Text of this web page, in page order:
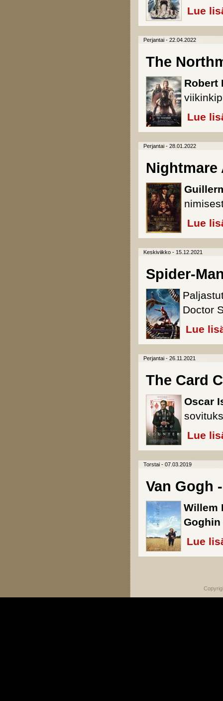
Lue
Perjantai - 22.04.2022
The
Robert
Lue
Perjantai - 28.01.2022
Nightmare
Lue
Keskiviikko - 15.12.2021
Spider-
Doctor
Lue
Perjantai - 26.11.2021
The Card
Oscar
Lue
Torstai - 07.03.2019
Van Gogh
Willem
Goghin
Lue